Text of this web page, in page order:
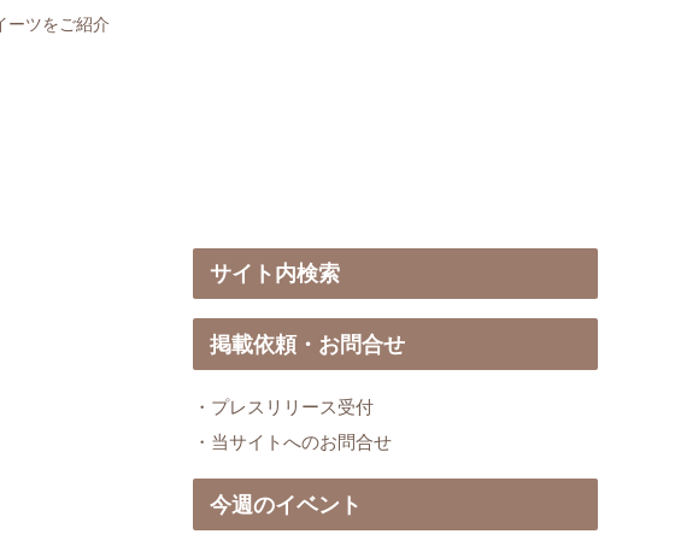
ーツをご紹介
サイト内検索
掲載依頼・お問合せ
・プレスリリース受付
・当サイトへのお問合せ
今週のイベント